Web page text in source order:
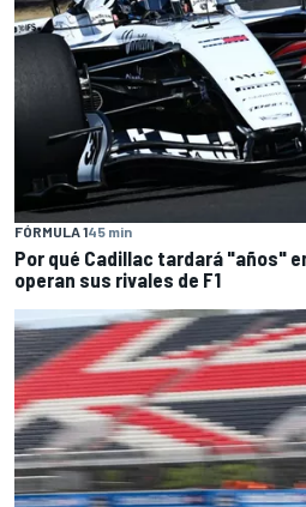
FÓRMULA 145 min
Por qué Cadillac tardará "años"
operan sus rivales de F1